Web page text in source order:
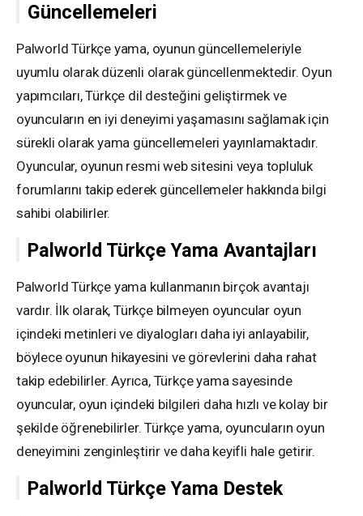
Güncellemeleri
Palworld Türkçe yama, oyunun güncellemeleriyle
uyumlu olarak düzenli olarak güncellenmektedir. Oyun
yapımcıları, Türkçe dil desteğini geliştirmek ve
oyuncuların en iyi deneyimi yaşamasını sağlamak için
sürekli olarak yama güncellemeleri yayınlamaktadır.
Oyuncular, oyunun resmi web sitesini veya topluluk
forumlarını takip ederek güncellemeler hakkında bilgi
sahibi olabilirler.
Palworld Türkçe Yama Avantajları
Palworld Türkçe yama kullanmanın birçok avantajı
vardır. İlk olarak, Türkçe bilmeyen oyuncular oyun
içindeki metinleri ve diyalogları daha iyi anlayabilir,
böylece oyunun hikayesini ve görevlerini daha rahat
takip edebilirler. Ayrıca, Türkçe yama sayesinde
oyuncular, oyun içindeki bilgileri daha hızlı ve kolay bir
şekilde öğrenebilirler. Türkçe yama, oyuncuların oyun
deneyimini zenginleştirir ve daha keyifli hale getirir.
Palworld Türkçe Yama Destek